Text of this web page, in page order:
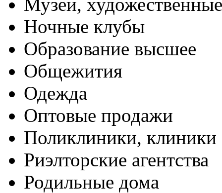
Ночные клубы
Образование высшее
Общежития
Одежда
Оптовые продажи
Поликлиники, клиники
Риэлторские агентства
Родильные дома